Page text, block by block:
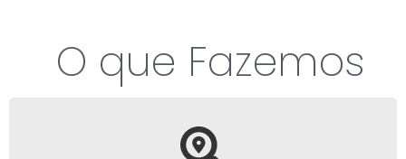
O que Fazemos